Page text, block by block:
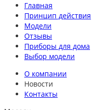
Главная
Принцип действия
Модели
Отзывы
Приборы для дома
Выбор модели
О компании
Новости
Контакты